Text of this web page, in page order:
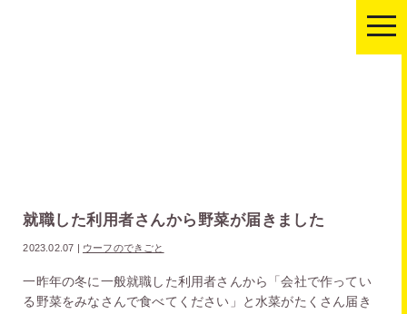
就職した利用者さんから野菜が届きました
2023.02.07 | ウーフのできごと
一昨年の冬に一般就職した利用者さんから「会社で作ってい
る野菜をみなさんで食べてください」と水菜がたくさん届き